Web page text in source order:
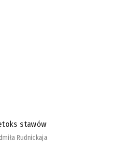
stawów
Rudnickaja